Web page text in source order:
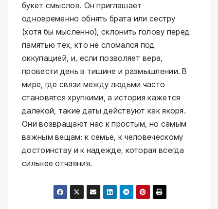
букет смыслов. Он приглашает
одновременно обнять брата или сестру
(хотя бы мысленно), склонить голову перед
памятью тех, кто не сломался под
оккупацией, и, если позволяет вера,
провести день в тишине и размышлении. В
мире, где связи между людьми часто
становятся хрупкими, а история кажется
далекой, такие даты действуют как якоря.
Они возвращают нас к простым, но самым
важным вещам: к семье, к человеческому
достоинству и к надежде, которая всегда
сильнее отчаяния.